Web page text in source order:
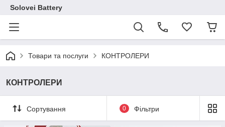
Solovei Battery
Товари та послуги КОНТРОЛЕРИ
КОНТРОЛЕРИ
Сортування 0 Фільтри